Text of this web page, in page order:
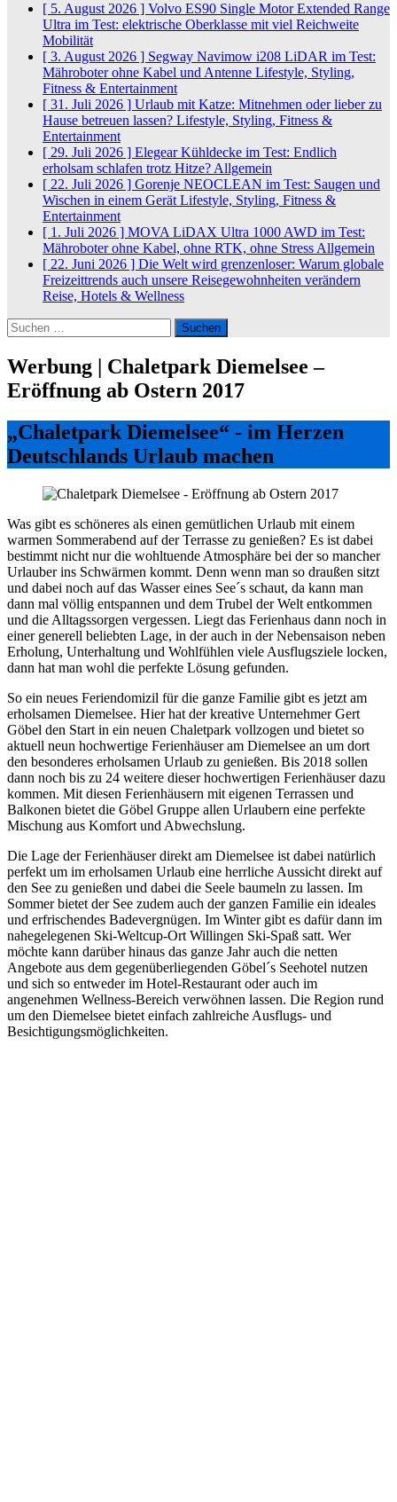
[ 5. August 2026 ] Volvo ES90 Single Motor Extended Range
Ultra im Test: elektrische Oberklasse mit viel Reichweite
Mobilität
[ 3. August 2026 ] Segway Navimow i208 LiDAR im Test:
Mähroboter ohne Kabel und Antenne Lifestyle, Styling,
Fitness & Entertainment
[ 31. Juli 2026 ] Urlaub mit Katze: Mitnehmen oder lieber zu
Hause betreuen lassen? Lifestyle, Styling, Fitness &
Entertainment
[ 29. Juli 2026 ] Elegear Kühldecke im Test: Endlich
erholsam schlafen trotz Hitze? Allgemein
[ 22. Juli 2026 ] Gorenje NEOCLEAN im Test: Saugen und
Wischen in einem Gerät Lifestyle, Styling, Fitness &
Entertainment
[ 1. Juli 2026 ] MOVA LiDAX Ultra 1000 AWD im Test:
Mähroboter ohne Kabel, ohne RTK, ohne Stress Allgemein
[ 22. Juni 2026 ] Die Welt wird grenzenloser: Warum globale
Freizeittrends auch unsere Reisegewohnheiten verändern
Reise, Hotels & Wellness
Suchen
nach:
Werbung | Chaletpark Diemelsee –
Eröffnung ab Ostern 2017
„Chaletpark Diemelsee“ - im Herzen
Deutschlands Urlaub machen
Was gibt es schöneres als einen gemütlichen Urlaub mit einem
warmen Sommerabend auf der Terrasse zu genießen? Es ist dabei
bestimmt nicht nur die wohltuende Atmosphäre bei der so mancher
Urlauber ins Schwärmen kommt. Denn wenn man so draußen sitzt
und dabei noch auf das Wasser eines See´s schaut, da kann man
dann mal völlig entspannen und dem Trubel der Welt entkommen
und die Alltagssorgen vergessen. Liegt das Ferienhaus dann noch in
einer generell beliebten Lage, in der auch in der Nebensaison neben
Erholung, Unterhaltung und Wohlfühlen viele Ausflugsziele locken,
dann hat man wohl die perfekte Lösung gefunden.
So ein neues Feriendomizil für die ganze Familie gibt es jetzt am
erholsamen Diemelsee. Hier hat der kreative Unternehmer Gert
Göbel den Start in ein neuen Chaletpark vollzogen und bietet so
aktuell neun hochwertige Ferienhäuser am Diemelsee an um dort
den besonderes erholsamen Urlaub zu genießen. Bis 2018 sollen
dann noch bis zu 24 weitere dieser hochwertigen Ferienhäuser dazu
kommen. Mit diesen Ferienhäusern mit eigenen Terrassen und
Balkonen bietet die Göbel Gruppe allen Urlaubern eine perfekte
Mischung aus Komfort und Abwechslung.
Die Lage der Ferienhäuser direkt am Diemelsee ist dabei natürlich
perfekt um im erholsamen Urlaub eine herrliche Aussicht direkt auf
den See zu genießen und dabei die Seele baumeln zu lassen. Im
Sommer bietet der See zudem auch der ganzen Familie ein ideales
und erfrischendes Badevergnügen. Im Winter gibt es dafür dann im
nahegelegenen Ski-Weltcup-Ort Willingen Ski-Spaß satt. Wer
möchte kann darüber hinaus das ganze Jahr auch die netten
Angebote aus dem gegenüberliegenden Göbel´s Seehotel nutzen
und sich so entweder im Hotel-Restaurant oder auch im
angenehmen Wellness-Bereich verwöhnen lassen. Die Region rund
um den Diemelsee bietet einfach zahlreiche Ausflugs- und
Besichtigungsmöglichkeiten.